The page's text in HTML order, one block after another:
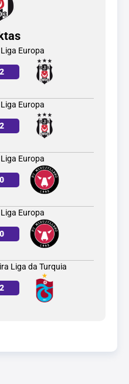
Europa
Europa
Europa
Europa
Liga da Turquia